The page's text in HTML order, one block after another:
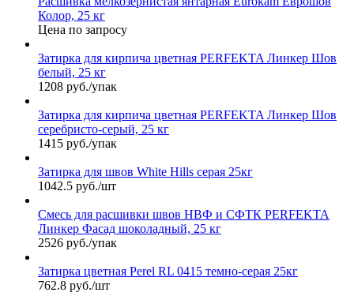
Колор, 25 кг
Цена по запросу
Затирка для кирпича цветная PERFEKTA Линкер Шов
белый, 25 кг
1208 руб./упак
Затирка для кирпича цветная PERFEKTA Линкер Шов
серебристо-серый, 25 кг
1415 руб./упак
Затирка для швов White Hills серая 25кг
1042.5 руб./шт
Смесь для расшивки швов НВФ и СФТК PERFEKTA
Линкер Фасад шоколадный, 25 кг
2526 руб./упак
Затирка цветная Perel RL 0415 темно-серая 25кг
762.8 руб./шт